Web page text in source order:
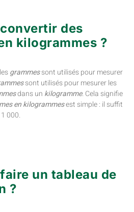
des
kilogrammes ?
grammessont utilisés pour mesurer
sont utilisés pour mesurer les
dans un kilogramme. Cela signifie
en kilogrammesest simple : il suffit
000.
un tableau de
?